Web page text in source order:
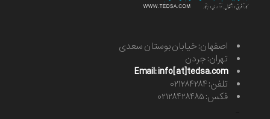
اصفهان: خیابان بوستان سعدی
تهران: جردن
Email: info[at]tedsa.com
تلفن: ۰۲۱۲۸۴۲۸۴
فکس: ۰۲۱۲۸۴۲۸۴۸۵